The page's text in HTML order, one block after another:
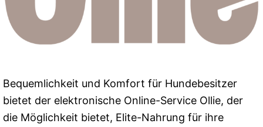
Bequemlichkeit und Komfort für Hundebesitzer
bietet der elektronische Online-Service Ollie, der
die Möglichkeit bietet, Elite-Nahrung für ihre